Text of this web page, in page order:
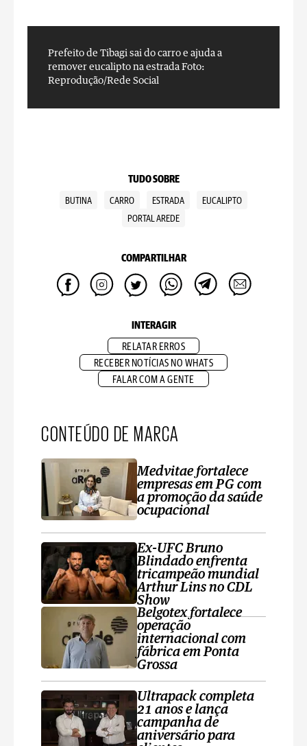
Prefeito de Tibagi sai do carro e ajuda a
remover eucalipto na estradaFoto:
Reprodução/Rede Social
TUDO SOBRE
BUTINA CARRO ESTRADA
EUCALIPTO
PORTAL AREDE
COMPARTILHAR
INTERAGIR
RELATAR ERROS
RECEBER NOTÍCIAS NO WHATS
FALAR COM A GENTE
CONTEÚDO DE MARCA
Medvitae fortalece
empresas em PG com
a promoção da saúde
ocupacional
Ex-UFC Bruno
Blindado enfrenta
tricampeão mundial
Arthur Lins no CDL
Show
Belgotex fortalece
operação
internacional com
fábrica em Ponta
Grossa
Ultrapack completa
21 anos e lança
campanha de
aniversário para